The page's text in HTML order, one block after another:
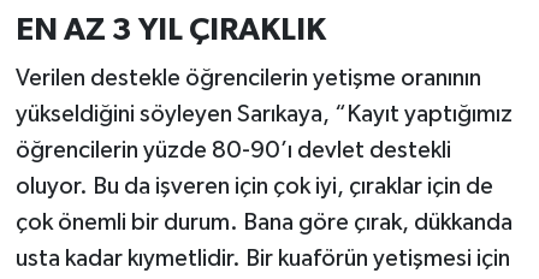
EN AZ 3 YIL ÇIRAKLIK
Verilen destekle öğrencilerin yetişme oranının
yükseldiğini söyleyen Sarıkaya, “Kayıt yaptığımız
öğrencilerin yüzde 80-90’ı devlet destekli
oluyor. Bu da işveren için çok iyi, çıraklar için de
çok önemli bir durum. Bana göre çırak, dükkanda
usta kadar kıymetlidir. Bir kuaförün yetişmesi için